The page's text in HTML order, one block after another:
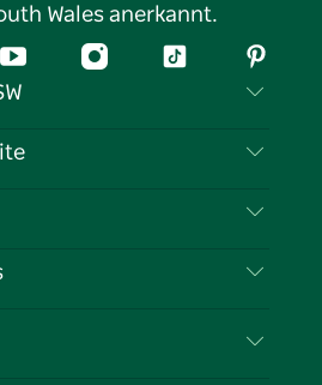
Wales anerkannt.
YouTubeInstagramTikTok